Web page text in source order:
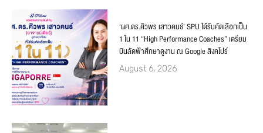
‘ผศ.ดร.ศิวพร เสาวคนธ์’ SPU ได้รับคัดเลือกเป็น
1 ใน 11 “High Performance Coaches” เตรียม
บินลัดฟ้าศึกษาดูงาน ณ Google สิงคโปร์
August 6, 2026